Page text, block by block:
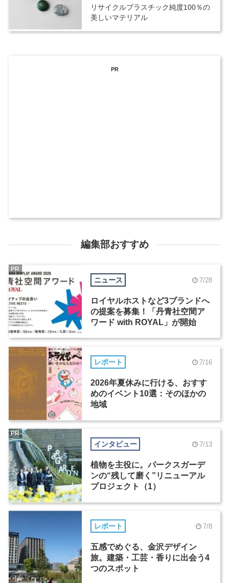
リサイクルプラスチック純度100％の
美しいマテリアル
PR
編集部おすすめ
ニュース 7/28
ロイヤルホストなど3ブランドへ
の提案を募集！「丹青社空間ア
ワード with ROYAL」が開始
PR
レポート 7/16
2026年夏休みに行ける、おすす
めのイベント10選：そのほかの
地域
インタビュー 7/13
植物を主役に。パークスガーデ
ンの“残して磨く”リニューアル
プロジェクト（1）
PR
レポート 7/8
五感でめぐる、金沢デザイン
旅。建築・工芸・香りに出会う4
つのスポット